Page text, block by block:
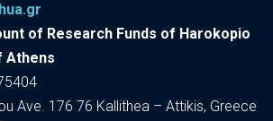
of Research Funds of Harokopio
Athens
Ave. 176 76 Kallithea – Attikis, Greece